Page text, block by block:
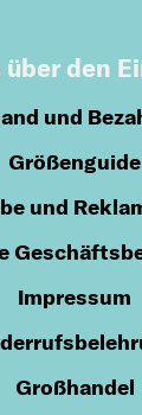
über den
und
Größenguide
und
Impressum
Großhandel